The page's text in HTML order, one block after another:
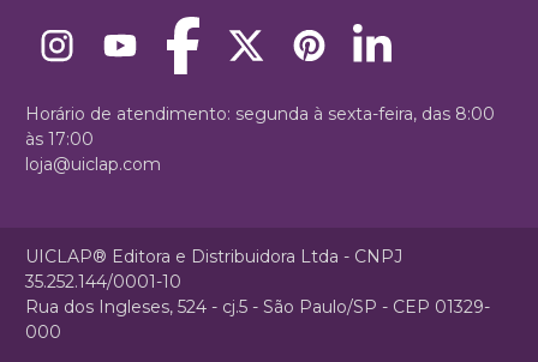
Horário de atendimento: segunda à sexta-feira, das 8:00
às 17:00
loja@uiclap.com
UICLAP® Editora e Distribuidora Ltda - CNPJ
35.252.144/0001-10
Rua dos Ingleses, 524 - cj.5 - São Paulo/SP - CEP 01329-
000